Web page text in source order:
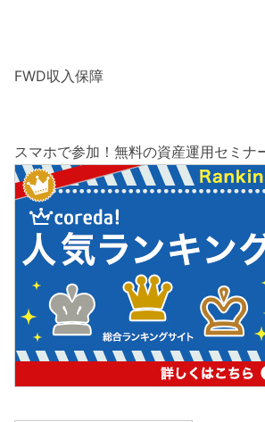
FWD収入保障
スマホで参加！無料の資産運用セミナ